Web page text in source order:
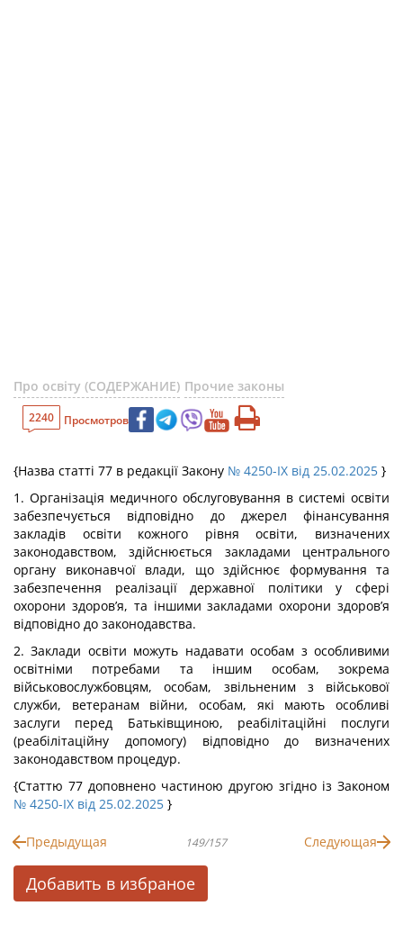
Про освіту (СОДЕРЖАНИЕ) Прочие законы
2240 Просмотров
{Назва статті 77 в редакції Закону № 4250-IX від 25.02.2025 }
1. Організація медичного обслуговування в системі освіти
забезпечується відповідно до джерел фінансування
закладів освіти кожного рівня освіти, визначених
законодавством, здійснюється закладами центрального
органу виконавчої влади, що здійснює формування та
забезпечення реалізації державної політики у сфері
охорони здоров’я, та іншими закладами охорони здоров’я
відповідно до законодавства.
2. Заклади освіти можуть надавати особам з особливими
освітніми потребами та іншим особам, зокрема
військовослужбовцям, особам, звільненим з військової
служби, ветеранам війни, особам, які мають особливі
заслуги перед Батьківщиною, реабілітаційні послуги
(реабілітаційну допомогу) відповідно до визначених
законодавством процедур.
{Статтю 77 доповнено частиною другою згідно із Законом
№ 4250-IX від 25.02.2025 }
Предыдущая 149/157 Следующая
Добавить в избраное